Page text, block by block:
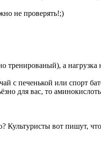
не проверять!;)
тренированый), а
с печенькой или спорт
для вас, то
Культуристы вот пишут,